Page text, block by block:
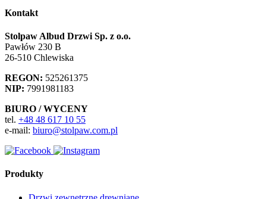
Kontakt
Stolpaw Albud Drzwi Sp. z o.o.
Pawłów 230 B
26-510 Chlewiska
REGON: 525261375
NIP: 7991981183
BIURO / WYCENY
tel. +48 48 617 10 55
e-mail: biuro@stolpaw.com.pl
Produkty